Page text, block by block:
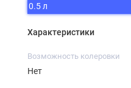
0.5 л
Характеристики
Возможность колеровки
Нет